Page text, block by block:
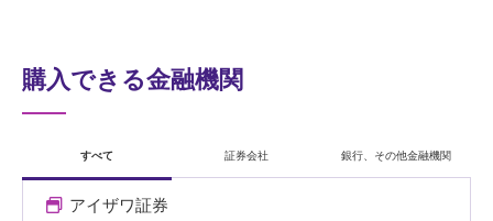
購入できる金融機関
すべて 証券会社 銀行、その他金融機関
アイザワ証券